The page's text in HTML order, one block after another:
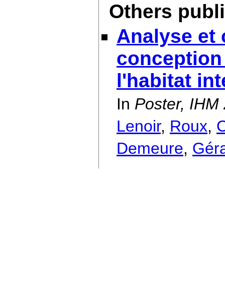
Others
Analyse et
l'habitat
In Poster,
Lenoir, Roux,
Demeure,